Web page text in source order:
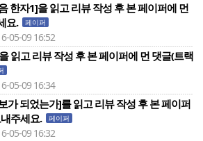
한자1]을 읽고 리뷰 작성 후 본 페이퍼에 먼
요.
페이퍼
05-09 16:52
읽고 리뷰 작성 후 본 페이퍼에 먼 댓글(트랙
05-09 16:34
가 되었는가]를 읽고 리뷰 작성 후 본 페이퍼
주세요.
페이퍼
05-09 16:32